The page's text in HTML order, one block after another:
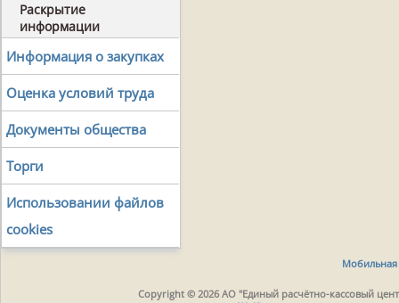
Раскрытие
информации
Информация о закупках
Оценка условий труда
Документы общества
Торги
Использовании файлов
cookies
Мобильная
Copyright © 2026 АО "Единый расчётно-кассовый